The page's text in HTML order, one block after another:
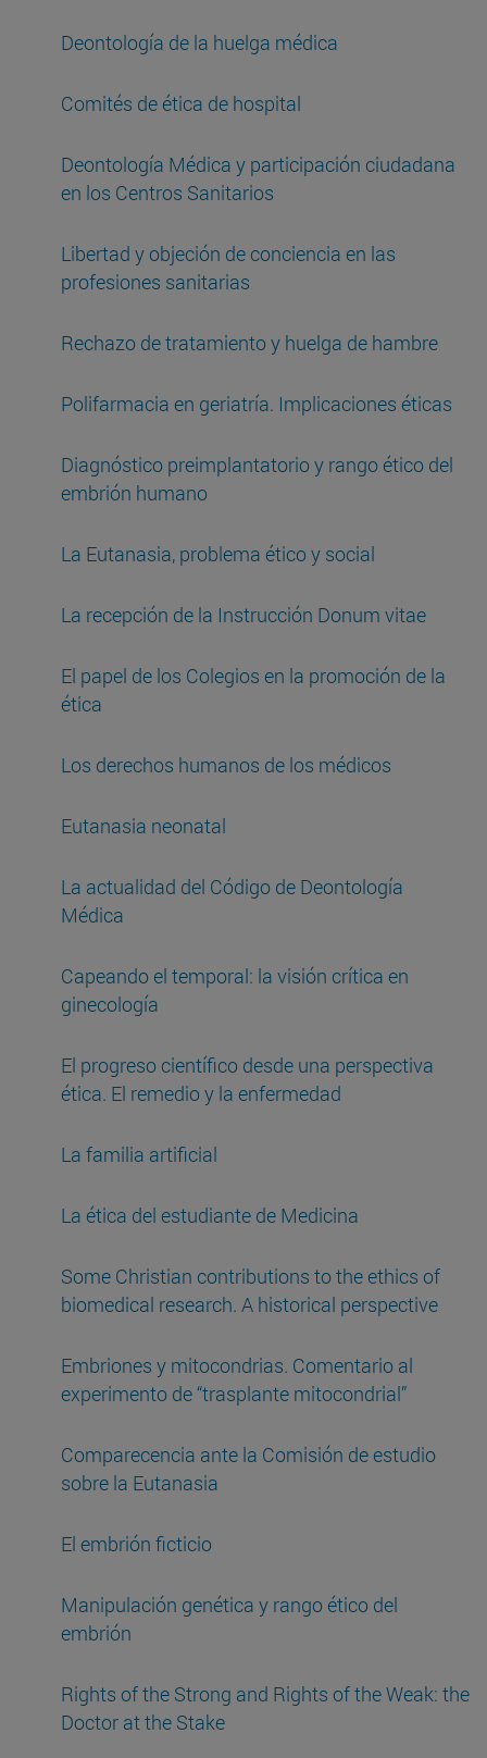
Deontología de la huelga médica
Comités de ética de hospital
Deontología Médica y participación ciudadana
en los Centros Sanitarios
Libertad y objeción de conciencia en las
profesiones sanitarias
Rechazo de tratamiento y huelga de hambre
Polifarmacia en geriatría. Implicaciones éticas
Diagnóstico preimplantatorio y rango ético del
embrión humano
La Eutanasia, problema ético y social
La recepción de la Instrucción Donum vitae
El papel de los Colegios en la promoción de la
ética
Los derechos humanos de los médicos
Eutanasia neonatal
La actualidad del Código de Deontología
Médica
Capeando el temporal: la visión crítica en
ginecología
El progreso científico desde una perspectiva
ética. El remedio y la enfermedad
La familia artificial
La ética del estudiante de Medicina
Some Christian contributions to the ethics of
biomedical research. A historical perspective
Embriones y mitocondrias. Comentario al
experimento de “trasplante mitocondrial”
Comparecencia ante la Comisión de estudio
sobre la Eutanasia
El embrión ficticio
Manipulación genética y rango ético del
embrión
Rights of the Strong and Rights of the Weak: the
Doctor at the Stake